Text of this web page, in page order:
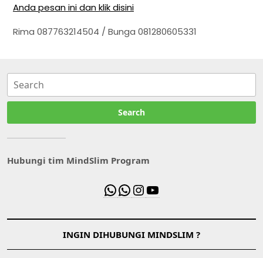
Anda pesan ini dan klik disini
Rima 087763214504 / Bunga 081280605331
Search
Hubungi tim MindSlim Program
INGIN DIHUBUNGI MINDSLIM ?